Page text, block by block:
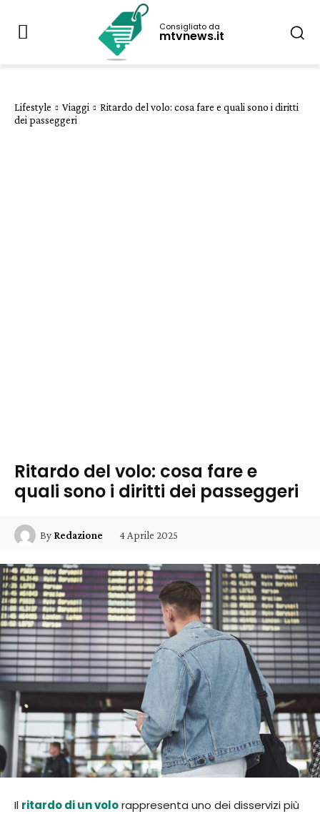
Consigliato da
mtvnews.it
Lifestyle Viaggi
Ritardo del volo: cosa fare e quali sono i diritti
dei passeggeri
Ritardo del volo: cosa fare e
quali sono i diritti dei passeggeri
By Redazione 4 Aprile 2025
Il ritardo di un volorappresenta uno dei disservizi più